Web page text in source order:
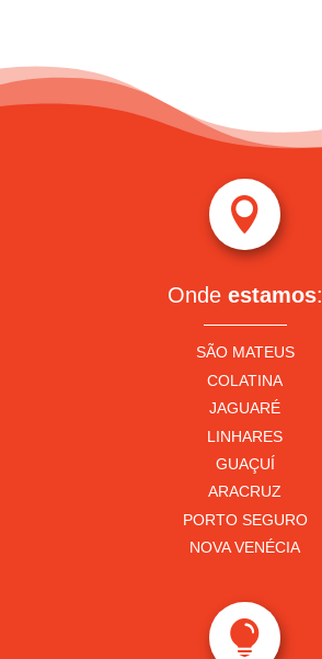

Onde estamos:
SÃO MATEUS
COLATINA
JAGUARÉ
LINHARES
GUAÇUÍ
ARACRUZ
PORTO SEGURO
NOVA VENÉCIA
